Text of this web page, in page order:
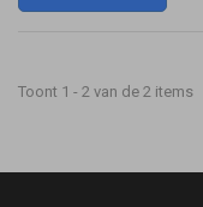
Toont 1 - 2 van de 2 items